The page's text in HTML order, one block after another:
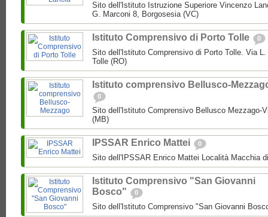
Sito dell'Istituto Istruzione Superiore Vincenzo
G. Marconi 8, Borgosesia (VC)
Istituto Comprensivo di Porto Tolle 0
Sito dell'Istituto Comprensivo di Porto Tolle. Via
Tolle (RO)
Istituto comprensivo Bellusco-
0
Sito dell'Istituto Comprensivo Bellusco Mezzago-
(MB)
IPSSAR Enrico Mattei 0
Sito dell'IPSSAR Enrico Mattei Località Macchia
Istituto Comprensivo "San Giovanni
Bosco"
0
Sito dell'Istituto Comprensivo "San Giovanni